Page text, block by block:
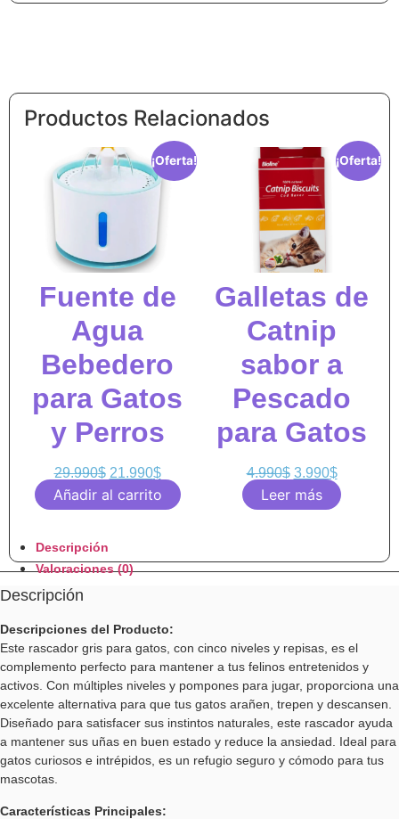
Productos Relacionados
¡Oferta!
Fuente de
Agua
Bebedero
para Gatos
y Perros
29.990$ 21.990$
Añadir al carrito
¡Oferta!
Galletas de
Catnip
sabor a
Pescado
para Gatos
4.990$ 3.990$
Leer más
Descripción
Valoraciones (0)
Descripción
Descripciones del Producto:
Este rascador gris para gatos, con cinco niveles y repisas, es el
complemento perfecto para mantener a tus felinos entretenidos y
activos. Con múltiples niveles y pompones para jugar, proporciona una
excelente alternativa para que tus gatos arañen, trepen y descansen.
Diseñado para satisfacer sus instintos naturales, este rascador ayuda
a mantener sus uñas en buen estado y reduce la ansiedad. Ideal para
gatos curiosos e intrépidos, es un refugio seguro y cómodo para tus
mascotas.
Características Principales: